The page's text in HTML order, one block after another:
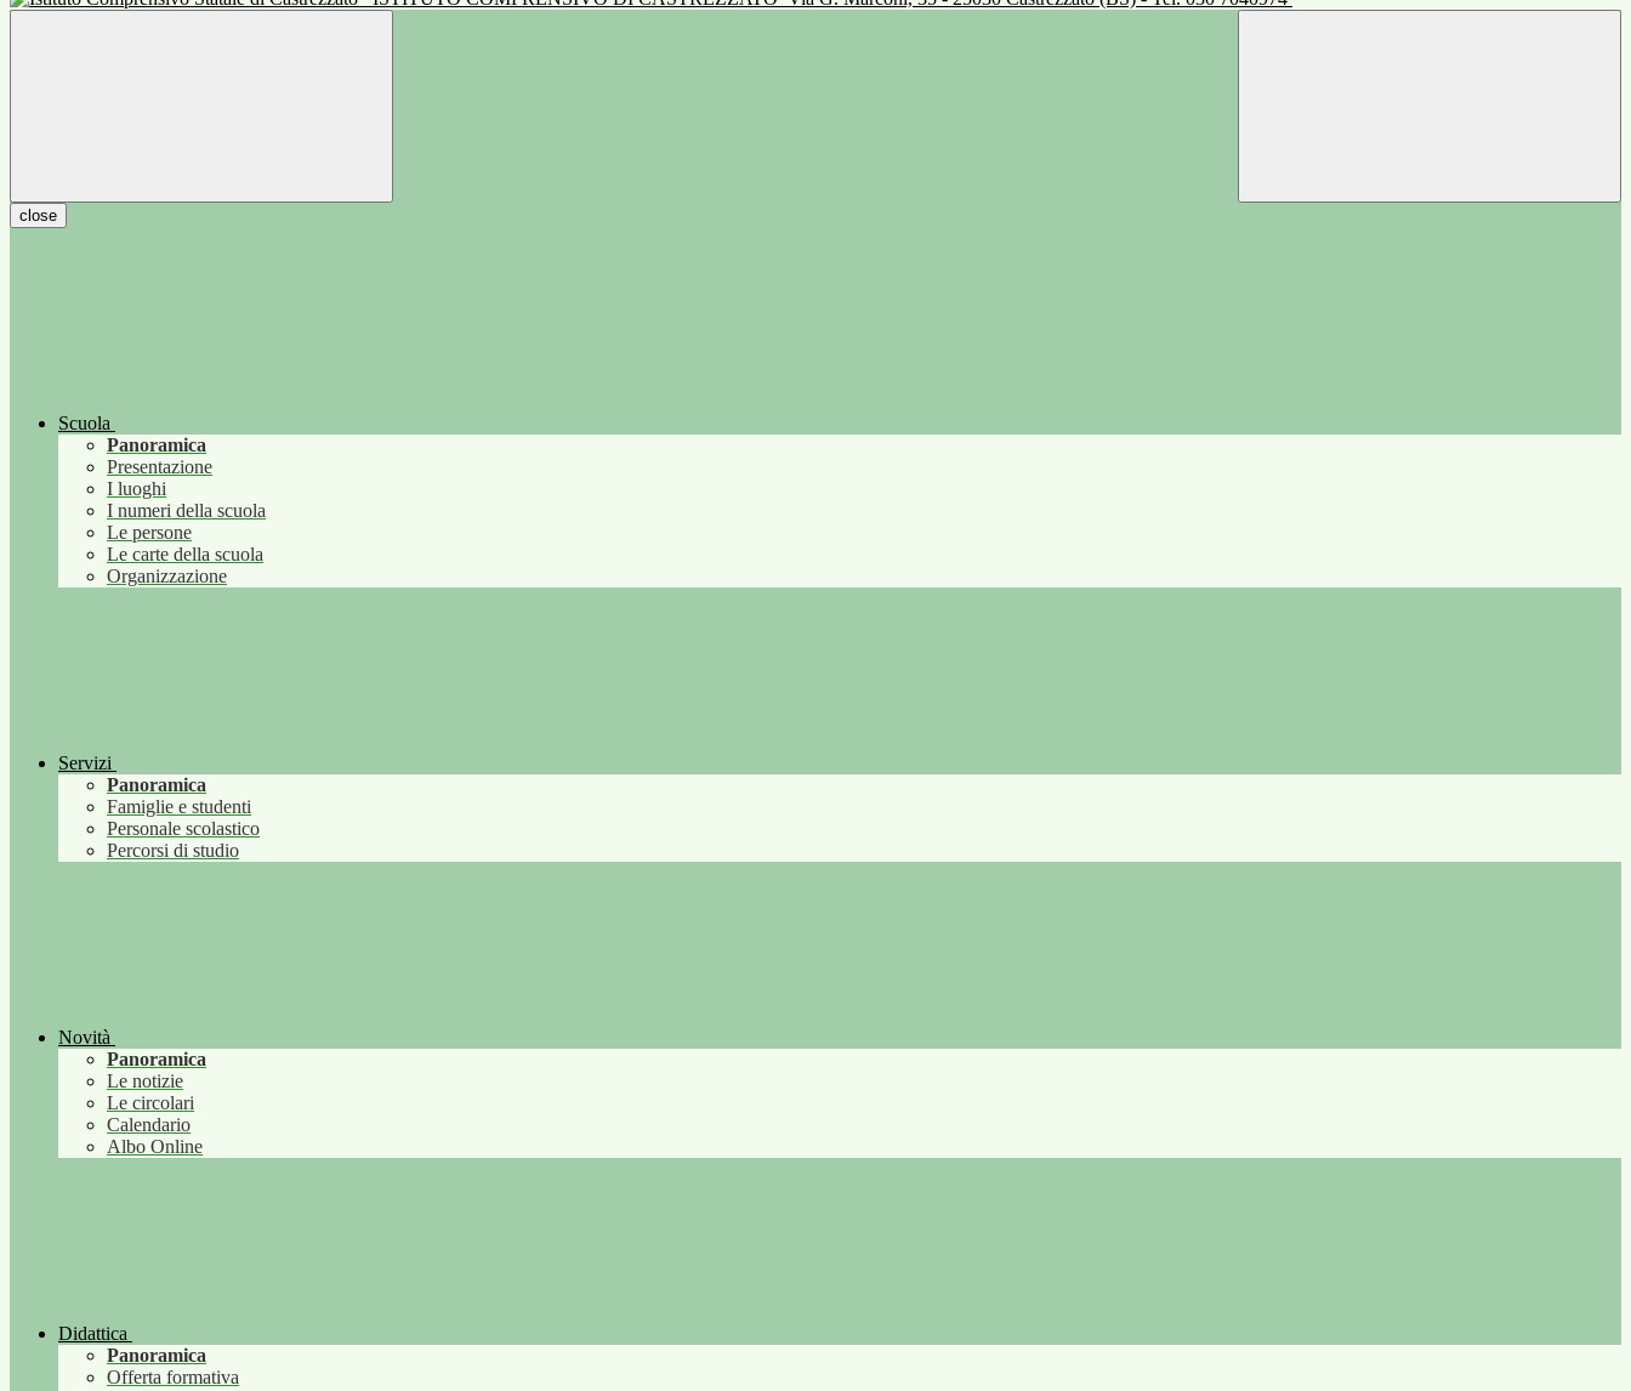
close
Scuola
Panoramica
Presentazione
I luoghi
I numeri della scuola
Le persone
Le carte della scuola
Organizzazione
Servizi
Panoramica
Famiglie e studenti
Personale scolastico
Percorsi di studio
Novità
Panoramica
Le notizie
Le circolari
Calendario
Albo Online
Didattica
Panoramica
Offerta formativa